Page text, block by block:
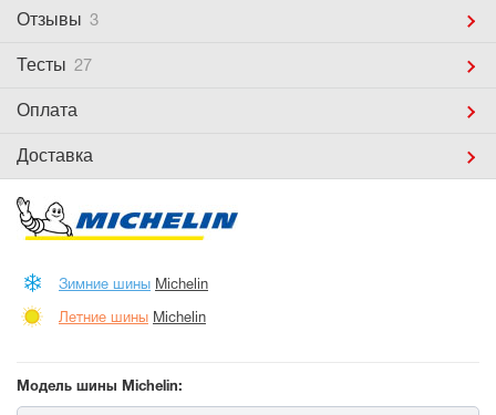
Отзывы 3
Тесты 27
Оплата
Доставка
Зимние шины Michelin
Летние шины Michelin
Модель шины Michelin: